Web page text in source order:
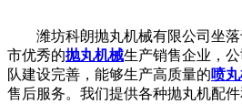
潍坊科朗抛丸机械有限公司坐落
市优秀的抛丸机械生产销售企业，
队建设完善，能够生产高质量的喷
售后服务。我们提供各种抛丸机配件